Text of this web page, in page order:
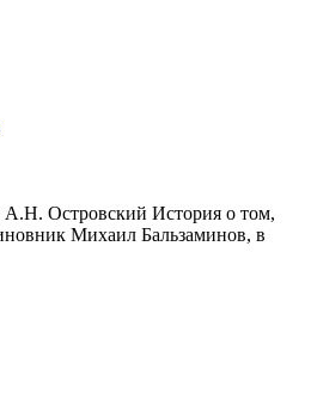
А.Н. Островский История о том,
Михаил Бальзаминов, в